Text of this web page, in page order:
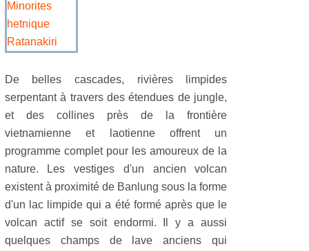
De belles cascades, rivières limpides
serpentant à travers des étendues de jungle,
et des collines près de la frontière
vietnamienne et laotienne offrent un
programme complet pour les amoureux de la
nature. Les vestiges d'un ancien volcan
existent à proximité de Banlung sous la forme
d'un lac limpide qui a été formé après que le
volcan actif se soit endormi. Il y a aussi
quelques champs de lave anciens qui